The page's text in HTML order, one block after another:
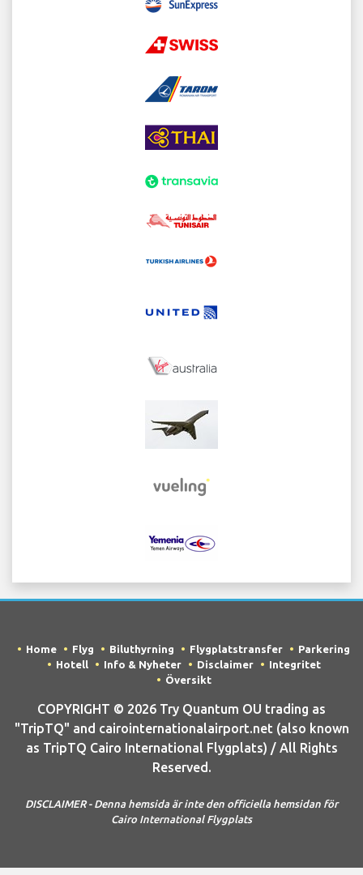
Home Flyg Biluthyrning Flygplatstransfer
Parkering
Hotell
Info & Nyheter Disclaimer
Integritet
Översikt
COPYRIGHT © 2026 Try Quantum OU trading as
"TripTQ" and cairointernationalairport.net (also known
as TripTQ Cairo International Flygplats) / All Rights
Reserved.
DISCLAIMER - Denna hemsida är inte den officiella hemsidan för
Cairo International Flygplats